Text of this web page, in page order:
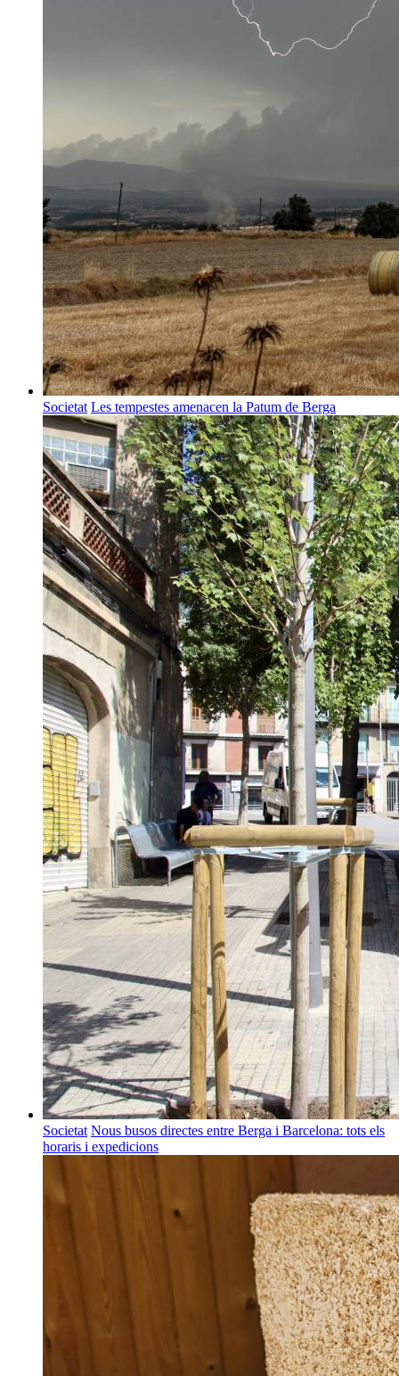
Societat Les tempestes amenacen la Patum de Berga
Societat Nous busos directes entre Berga i Barcelona: tots els
horaris i expedicions